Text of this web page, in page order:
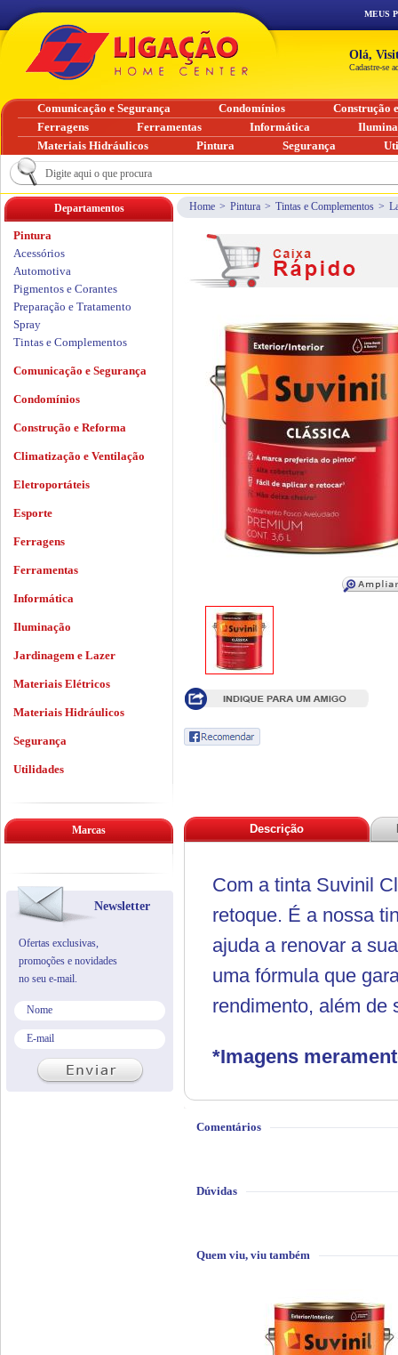
Home > Pintura > Tintas e Complementos >
Descrição
Com a tinta Suvinil
retoque. É a nossa
ajuda a renovar a
uma fórmula que
rendimento, além de
*Imagens
Comentários
Dúvidas
Quem viu, viu também
Departamentos
Pintura
Acessórios
Automotiva
Pigmentos e Corantes
Preparação e Tratamento
Spray
Tintas e Complementos
Comunicação e Segurança
Condomínios
Construção e Reforma
Climatização e Ventilação
Eletroportáteis
Esporte
Ferragens
Ferramentas
Informática
Iluminação
Jardinagem e Lazer
Materiais Elétricos
Materiais Hidráulicos
Segurança
Utilidades
Marcas
Newsletter
Ofertas exclusivas,
promoções e novidades
no seu e-mail.
MEUS
Olá,
Cadastre-se
Comunicação e Segurança Condomínios
Construção
Ferragens
Ferramentas Informática
Materiais Hidráulicos
Pintura Segurança